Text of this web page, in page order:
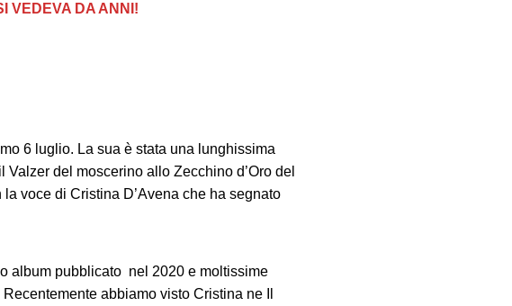
VEDEVA DA ANNI!
6 luglio. La sua è stata una lunghissima
del moscerino allo Zecchino d’Oro del
voce di Cristina D’Avena che ha segnato
album pubblicato nel 2020 e moltissime
abbiamo visto Cristina ne Il